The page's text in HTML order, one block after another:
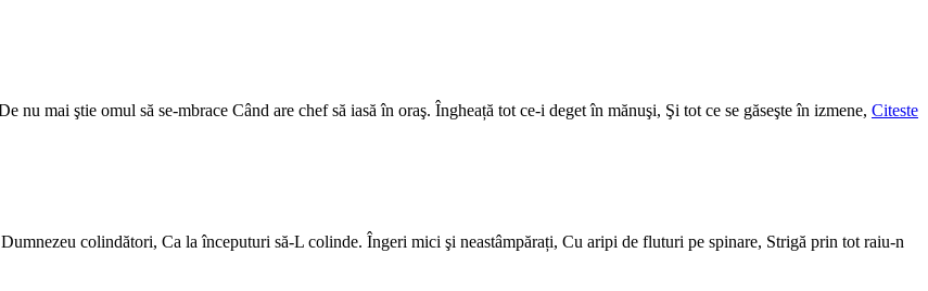
mai ştie omul să se-mbrace Când are chef să iasă în oraş. Îngheață tot ce-i deget în mănuşi, Şi tot ce se găseşte în izmene, Citeste
colindători, Ca la începuturi să-L colinde. Îngeri mici şi neastâmpărați, Cu aripi de fluturi pe spinare, Strigă prin tot raiu-n